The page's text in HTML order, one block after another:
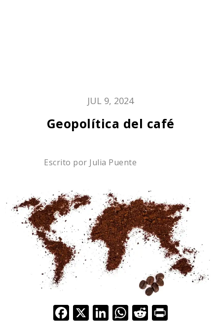
JUL 9, 2024
Geopolítica del café
Escrito por Julia Puente
F X Li W R